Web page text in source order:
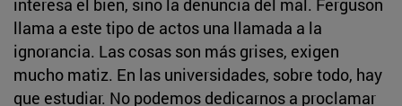
llama a este tipo de actos una llamada a la
ignorancia. Las cosas son más grises, exigen
mucho matiz. En las universidades, sobre todo, hay
que estudiar. No podemos dedicarnos a proclamar